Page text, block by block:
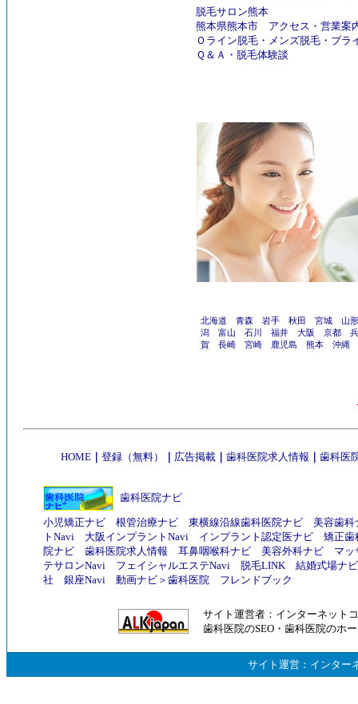
脱毛サロン熊本
熊本県熊本市
アクセス ・ 営業案
Ｏライン脱毛 ・ メンズ脱毛 ・ ブラ
Ｑ＆Ａ ・ 脱毛体験談
北海道 青森 岩手 秋田 宮城
山形
潟
富山 石川 福井 大阪 京都
賀
長崎 宮崎 鹿児島 熊本 沖縄
HOME 登録（無料） 広告掲載 歯科医院求人情報 歯科医
歯科医院ナビ
小児矯正ナビ 根管治療ナビ 東横線沿線歯科医院ナビ
美容歯科
トNavi
大阪インプラントNavi インプラント認定医ナビ
矯正歯
院ナビ
歯科医院求人情報 耳鼻咽喉科ナビ 美容外科ナビ
マッ
テサロンNavi
フェイシャルエステNavi 脱毛LINK
結婚式場ナビ
社
銀座Navi 動画ナビ ＞ 歯科医院 フレンドブック
サイト運営者： インターネット
歯科医院のSEO ・ 歯科医院のホ
サイト運営： インター